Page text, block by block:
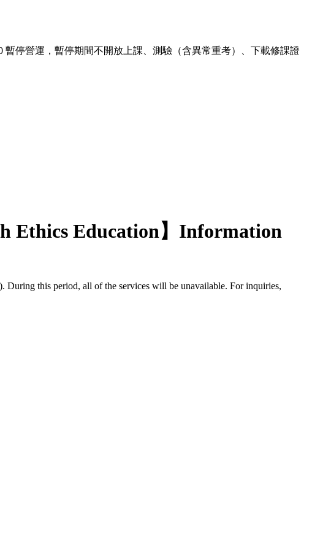
暫停營運，暫停期間不開放上課、測驗（含異常重考）、下載修課證
Ethics Education】Information
this period, all of the services will be unavailable. For inquiries,